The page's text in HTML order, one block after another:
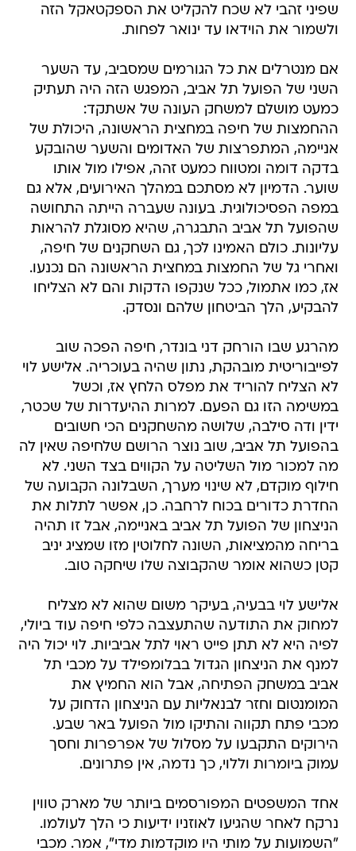
שפיני זהבי לא שכח להקליט את הספקטאקל הזה
ולשמור את הוידאו עד ינואר לפחות.
אם מנטרלים את כל הגורמים שמסביב, עד השער
השני של הפועל תל אביב, המפגש הזה היה תעתיק
כמעט מושלם למשחק העונה של אשתקד:
ההחמצות של חיפה במחצית הראשונה, היכולת של
אניימה, המתפרצות של האדומים והשער שהובקע
בדקה דומה ומטווח כמעט זהה, אפילו מול אותו
שוער. הדמיון לא מסתכם במהלך האירועים, אלא גם
במפה הפסיכולוגית. בעונה שעברה הייתה התחושה
שהפועל תל אביב התבגרה, שהיא מסוגלת להראות
עליונות. כולם האמינו לכך, גם השחקנים של חיפה,
ואחרי גל של החמצות במחצית הראשונה הם נכנעו.
אז, כמו אתמול, ככל שנקפו הדקות והם לא הצליחו
להבקיע, הלך הביטחון שלהם ונסדק.
מהרגע שבו הורחק דני בונדר, חיפה הפכה שוב
לפייבוריטית מובהקת, נתון שהיה בעוכריה. אלישע לוי
לא הצליח להוריד את מפלס הלחץ אז, וכשל
במשימה הזו גם הפעם. למרות ההיעדרות של שכטר,
ידין ודה סילבה, שלושה מהשחקנים הכי חשובים
בהפועל תל אביב, שוב נוצר הרושם שלחיפה שאין לה
מה למכור מול השליטה על הקווים בצד השני. לא
חילוף מוקדם, לא שינוי מערך, השבלונה הקבועה של
החדרת כדורים בכוח לרחבה. כן, אפשר לתלות את
הניצחון של הפועל תל אביב באניימה, אבל זו תהיה
בריחה מהמציאות, השונה לחלוטין מזו שמציג יניב
קטן כשהוא אומר שהקבוצה שלו שיחקה טוב.
אלישע לוי בבעיה, בעיקר משום שהוא לא מצליח
למחוק את התודעה שהתעצבה כלפי חיפה עוד ביולי,
לפיה היא לא תתן פייט ראוי לתל אביביות. לוי יכול היה
למנף את הניצחון הגדול בבלומפילד על מכבי תל
אביב במשחק הפתיחה, אבל הוא החמיץ את
המומנטום וחזר לבנאליות עם הניצחון הדחוק על
מכבי פתח תקווה והתיקו מול הפועל באר שבע.
הירוקים התקבעו על מסלול של אפרפרות וחסך
עמוק ביומרות וללוי, כך נדמה, אין פתרונים.
אחד המשפטים המפורסמים ביותר של מארק טווין
נרקח לאחר שהגיעו לאוזניו ידיעות כי הלך לעולמו.
"השמועות על מותי היו מוקדמות מדי", אמר. מכבי